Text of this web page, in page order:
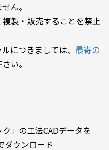
ん。
製・販売することを禁止
につきましては、 最寄の
い。
」の工法CADデータを
ダウンロード